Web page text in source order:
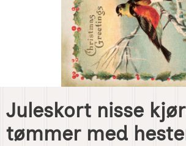
Juleskort nisse
tømmer med